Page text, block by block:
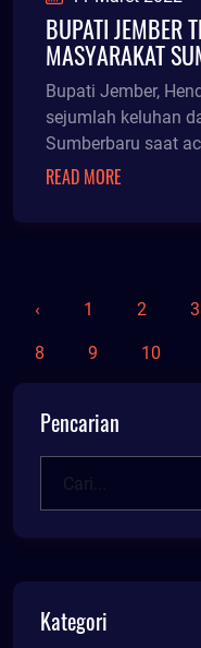
BUPATI JEMBER
MASYARAKAT
PEMASANGAN
Bupati Jember,
sejumlah keluhan
Sumberbaru saat
READ MORE
‹ 1 2 3
8 9 10
Pencarian
Kategori